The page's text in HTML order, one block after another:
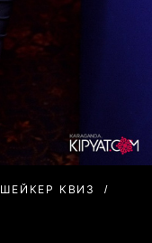
ШЕЙКЕР КВИЗ